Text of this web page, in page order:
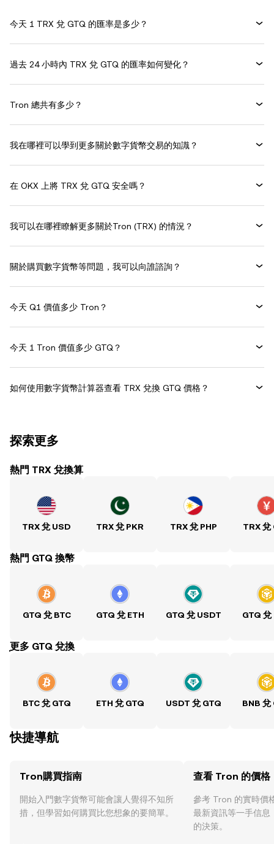
今天 1 TRX 兌 GTQ 的匯率是多少？
過去 24 小時內 TRX 兌 GTQ 的匯率如何變化？
Tron 總共有多少？
我在哪裡可以學到更多關於數字貨幣交易的知識？
在 OKX 上將 TRX 兌 GTQ 安全嗎？
我可以在哪裡瞭解更多關於Tron (TRX) 的情況？
關於購買數字貨幣等問題，我可以向誰諮詢？
今天 Q1 價值多少 Tron？
今天 1 Tron 價值多少 GTQ？
如何使用數字貨幣計算器查看 TRX 兌換 GTQ 價格？
探索更多
熱門 TRX 兌換算
TRX 兌 USD TRX 兌 PKR TRX 兌 PHP TRX 兌
熱門 GTQ 換幣
GTQ 兌 BTC GTQ 兌 ETH GTQ 兌 USDT GTQ 兌
ִִִִִִִִִִִִִִִִִִִִִִִִִִִִִִִִִִִִִִִִִִִִִִִִ更多 GTQ 兌換
BTC 兌 GTQ ETH 兌 GTQ USDT 兌 GTQ BNB 兌
快捷導航
Tron購買指南
開始入門數字貨幣可能會讓人覺得不知所
措，但學習如何購買比您想象的要簡單。
查看 Tron 的價格
參考 Tron 的實時價
最新資訊等一手信息
的決策。